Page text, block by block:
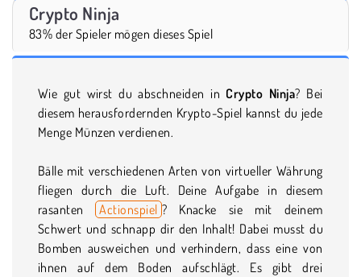
Crypto Ninja
83% der Spieler mögen dieses Spiel
Wie gut wirst du abschneiden in Crypto Ninja? Bei
diesem herausfordernden Krypto-Spiel kannst du jede
Menge Münzen verdienen.
Bälle mit verschiedenen Arten von virtueller Währung
fliegen durch die Luft. Deine Aufgabe in diesem
rasanten Actionspiel ? Knacke sie mit deinem
Schwert und schnapp dir den Inhalt! Dabei musst du
Bomben ausweichen und verhindern, dass eine von
ihnen auf dem Boden aufschlägt. Es gibt drei